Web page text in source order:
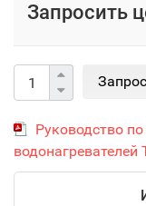
Запросить
Руководство
водонагревателей